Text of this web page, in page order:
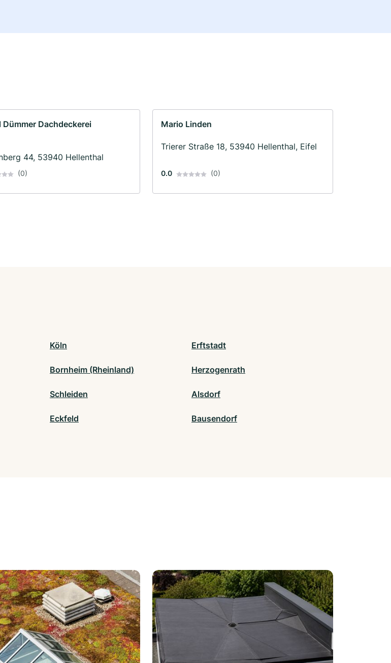
Dümmer Dachdeckerei
44, 53940 Hellenthal
(0)
Mario Linden
Trierer Straße 18, 53940 Hellenthal, Eifel
0.0 (0)
Köln Erftstadt
Bornheim (Rheinland) Herzogenrath
Schleiden Alsdorf
Eckfeld Bausendorf